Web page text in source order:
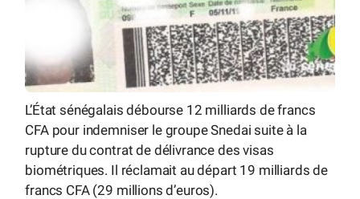
L’État sénégalais débourse 12 milliards de francs
CFA pour indemniser le groupe Snedai suite à la
rupture du contrat de délivrance des visas
biométriques. Il réclamait au départ 19 milliards de
francs CFA (29 millions d’euros).